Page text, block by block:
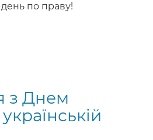
по праву!
з Днем